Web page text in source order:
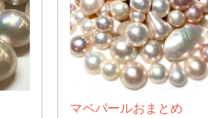
マベパールおまとめ